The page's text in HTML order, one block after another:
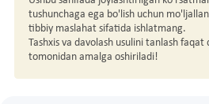
tushunchaga ega bo'lish uchun
tibbiy maslahat sifatida ishlatmang.
Tashxis va davolash usulini tanlash faqat
tomonidan amalga oshiriladi!